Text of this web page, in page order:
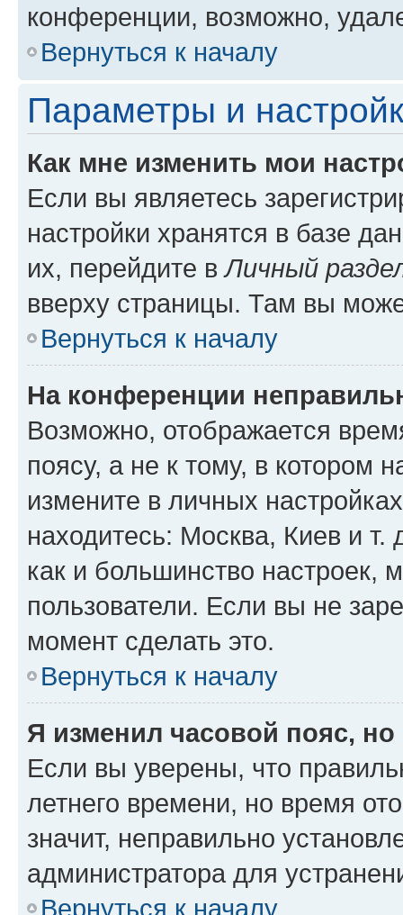
конференции, возможно,
Вернуться к началу
Параметры и
Как мне изменить мои
Если вы являетесь
настройки хранятся в базе
их, перейдите вЛичный
вверху страницы. Там вы
Вернуться к началу
На конференции
Возможно, отображается
поясу, а не к тому, в котором
измените в личных
находитесь: Москва, Киев и т.
как и большинство настроек,
пользователи. Если вы не
момент сделать это.
Вернуться к началу
Я изменил часовой пояс,
Если вы уверены, что
летнего времени, но время
значит, неправильно
администратора для
Вернуться к началу